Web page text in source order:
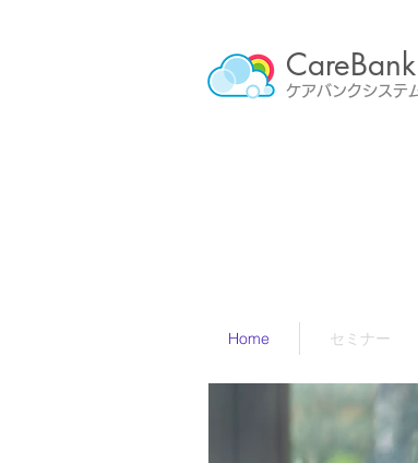
ケアバンクシステ
Home セミナー